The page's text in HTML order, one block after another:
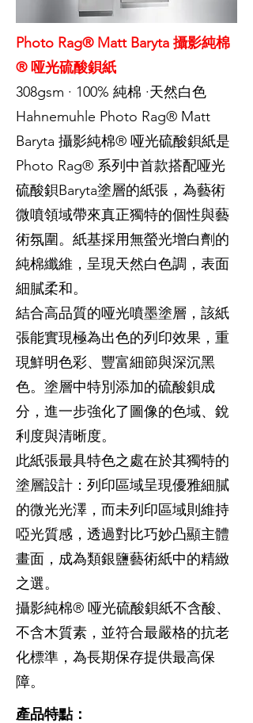
Photo Rag® Matt Baryta 攝影純棉
® 哑光硫酸鋇紙
308gsm · 100% 純棉 ·天然白色
Hahnemuhle Photo Rag® Matt
Baryta 攝影純棉® 哑光硫酸鋇紙是
Photo Rag® 系列中首款搭配哑光
硫酸鋇Baryta塗層的紙張，為藝術
微噴領域帶來真正獨特的個性與藝
術氛圍。紙基採用無螢光增白劑的
純棉纖維，呈現天然白色調，表面
細膩柔和。
結合高品質的哑光噴墨塗層，該紙
張能實現極為出色的列印效果，重
現鮮明色彩、豐富細節與深沉黑
色。塗層中特別添加的硫酸鋇成
分，進一步強化了圖像的色域、銳
利度與清晰度。
此紙張最具特色之處在於其獨特的
塗層設計：列印區域呈現優雅細膩
的微光光澤，而未列印區域則維持
啞光質感，透過對比巧妙凸顯主體
畫面，成為類銀鹽藝術紙中的精緻
之選。
攝影純棉® 哑光硫酸鋇紙不含酸、
不含木質素，並符合最嚴格的抗老
化標準，為長期保存提供最高保
障。
產品特點：